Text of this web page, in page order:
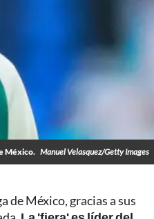
México. Manuel Velasquez/Getty Images
de México, gracias a sus